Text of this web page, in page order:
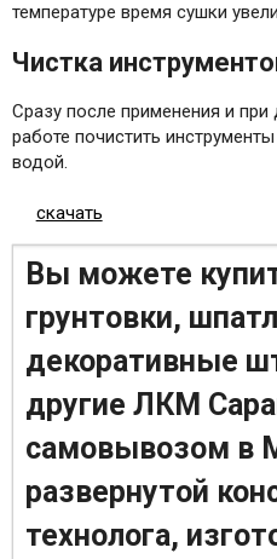
температуре время сушки
Чистка
Сразу после применения и при
работе почистить
водой.
скачать
Вы можете
грунтовки,
декоративные
другие ЛКМ
самовывозом в
развернутой
технолога,